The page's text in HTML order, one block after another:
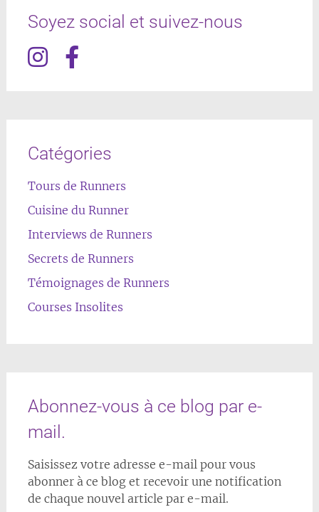
Soyez social et suivez-nous
Catégories
Tours de Runners
Cuisine du Runner
Interviews de Runners
Secrets de Runners
Témoignages de Runners
Courses Insolites
Abonnez-vous à ce blog par e-
mail.
Saisissez votre adresse e-mail pour vous
abonner à ce blog et recevoir une notification
de chaque nouvel article par e-mail.